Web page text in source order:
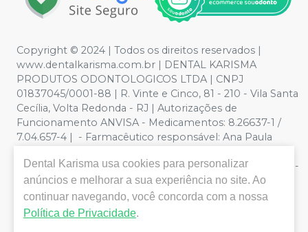
Copyright © 2024 | Todos os direitos reservados |
www.dentalkarisma.com.br | DENTAL KARISMA
PRODUTOS ODONTOLOGICOS LTDA | CNPJ
01837045/0001-88 | R. Vinte e Cinco, 81 - 210 - Vila Santa
Cecília, Volta Redonda - RJ | Autorizações de
Funcionamento ANVISA - Medicamentos: 8.26637-1 /
7.04.657-4 | - Farmacêutico responsável: Ana Paula
Privacidade e Segurança - Fotos meramente ilustrativas -
Os preços e condições da loja virtual estão sujeitos a
alterações. Em caso de divergência de preços no site, o
valor válido é o do Carrinho de Compra. Não vendemos
Dental Karisma usa cookies para personalizar
anúncios e melhorar a sua experiência no site. Ao
continuar navegando, você concorda com a nossa
Política de Privacidade.